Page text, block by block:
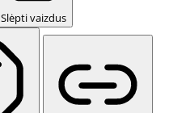
Slėpti vaizdus